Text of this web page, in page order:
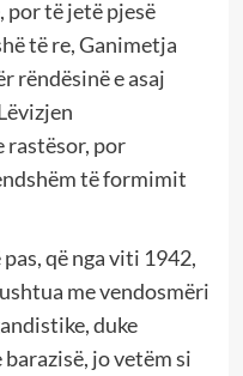
të jetë pjesë
të re, Ganimetja
rëndësinë e asaj
por
të formimit
që nga viti 1942,
me vendosmëri
duke
jo vetëm si